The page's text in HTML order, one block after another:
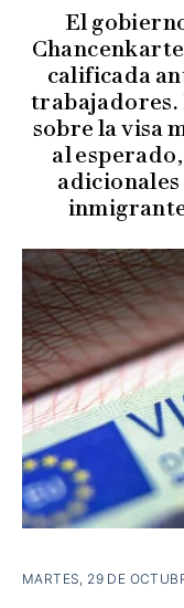
El
calificada
trabajadores.
sobre la visa
al
MARTES, 29 DE